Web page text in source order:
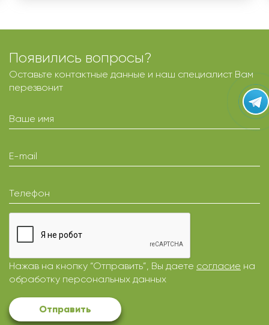
Появились вопросы?
Оставьте контактные данные и наш специалист Вам
перезвонит
Ваше имя
E-mail
Телефон
Нажав на кнопку “Отправить”, Вы даете согласие на
обработку персональных данных
Отправить